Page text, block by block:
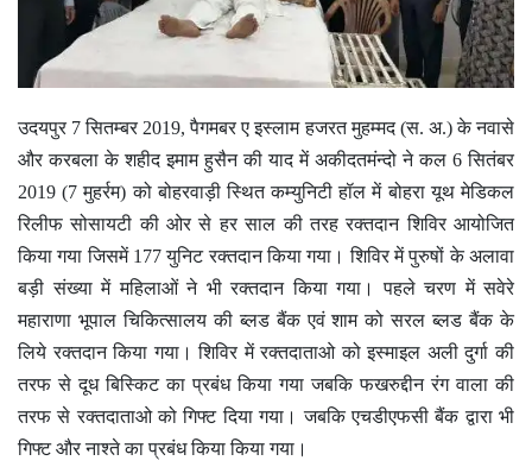
उदयपुर 7 सितम्बर 2019, पैगमबर ए इस्लाम हजरत मुहम्मद (स. अ.) के नवासे
और करबला के शहीद इमाम हुसैन की याद में अकीदतमंन्दो ने कल 6 सितंबर
2019 (7 मुहर्रम) को बोहरवाड़ी स्थित कम्युनिटी हॉल में बोहरा यूथ मेडिकल
रिलीफ सोसायटी की ओर से हर साल की तरह रक्तदान शिविर आयोजित
किया गया जिसमें 177 युनिट रक्तदान किया गया। शिविर में पुरुषों के अलावा
बड़ी संख्या में महिलाओं ने भी रक्तदान किया गया। पहले चरण में सवेरे
महाराणा भूपाल चिकित्सालय की ब्लड बैंक एवं शाम को सरल ब्लड बैंक के
लिये रक्तदान किया गया। शिविर में रक्तदाताओ को इस्माइल अली दुर्गा की
तरफ से दूध बिस्किट का प्रबंध किया गया जबकि फखरुद्दीन रंग वाला की
तरफ से रक्तदाताओ को गिफ्ट दिया गया। जबकि एचडीएफसी बैंक द्वारा भी
गिफ्ट और नाश्ते का प्रबंध किया किया गया।